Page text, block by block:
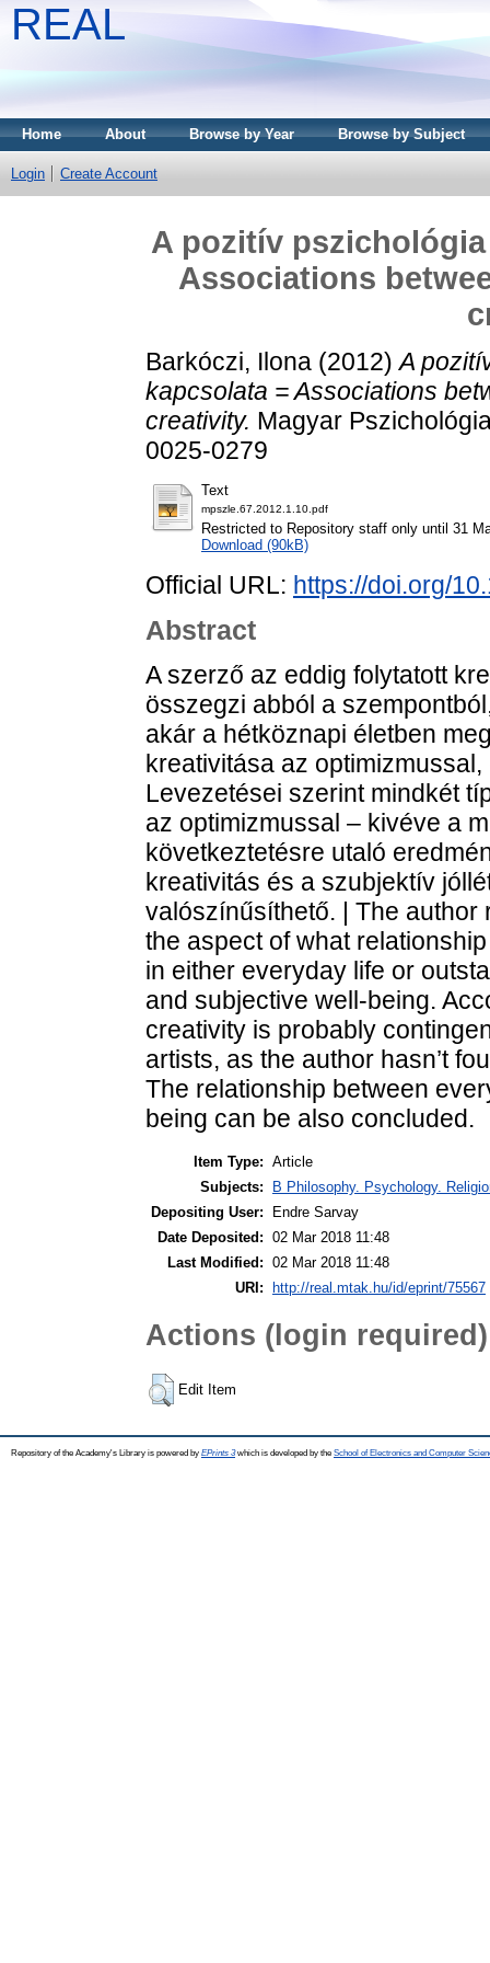
REAL
Home About Browse by Year Browse by Subject
Login Create Account
A pozitív
Associations
Barkóczi, Ilona (2012)A
kapcsolata = Associations
creativity. Magyar
0025-0279
Text
mpszle.67.2012.1.10.pdf
Restricted to Repository staff only until 31
Download (90kB)
Official URL: https://doi.org/
Abstract
A szerző az eddig folytatott
összegzi abból a
akár a hétköznapi életben
kreativitása az
Levezetései szerint mindkét
az optimizmussal – kivéve a
következtetésre utaló
kreativitás és a szubjektív
valószínűsíthető. | The author
the aspect of what
in either everyday life or
and subjective well-being.
creativity is probably
artists, as the author hasn’t
The relationship between
being can be also concluded.
Item Type: Article
Subjects:
B Philosophy. Psychology.
Depositing User:
Endre Sarvay
Date Deposited: 02 Mar 2018 11:48
Last Modified: 02 Mar 2018 11:48
URI:
http://real.mtak.hu/id/eprint/75567
Actions (login required)
Edit Item
Repository of the Academy's Library is powered by EPrints 3which is developed by the School of Electronics and Computer